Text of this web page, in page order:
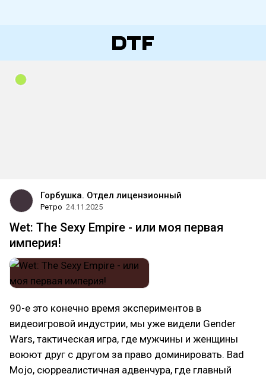
Горбушка. Отдел лицензионный
Ретро 24.11.2025
Wet: The Sexy Empire - или моя первая
империя!
90-е это конечно время экспериментов в
видеоигровой индустрии, мы уже видели Gender
Wars, тактическая игра, где мужчины и женщины
воюют друг с другом за право доминировать. Bad
Mojo, сюрреалистичная адвенчура, где главный